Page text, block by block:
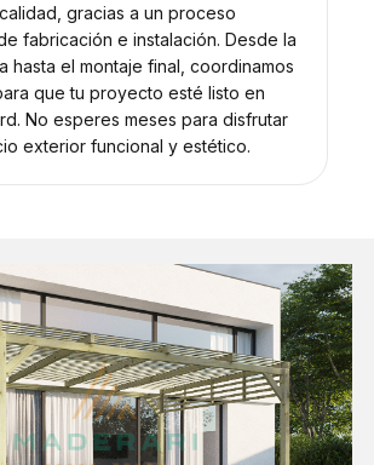
gracias a un proceso
fabricación e instalación. Desde la
hasta el montaje final, coordinamos
que tu proyecto esté listo en
No esperes meses para disfrutar
exterior funcional y estético.